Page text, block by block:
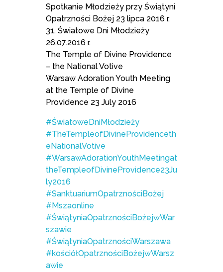
Spotkanie Młodzieży przy Świątyni
Opatrzności Bożej 23 lipca 2016 r.
31. Światowe Dni Młodzieży
26.07.2016 r.
The Temple of Divine Providence
– the National Votive
Warsaw Adoration Youth Meeting
at the Temple of Divine
Providence 23 July 2016
#ŚwiatoweDniMłodzieży
#TheTempleofDivineProvidenceth
eNationalVotive
#WarsawAdorationYouthMeetingat
theTempleofDivineProvidence23Ju
ly2016
#SanktuariumOpatrznościBożej
#Mszaonline
#ŚwiątyniaOpatrznościBożejwWar
szawie
#ŚwiątyniaOpatrznościWarszawa
#kościółOpatrznościBożejwWarsz
awie